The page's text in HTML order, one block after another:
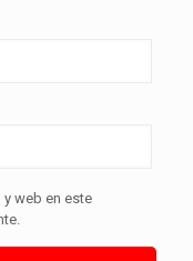
web en este